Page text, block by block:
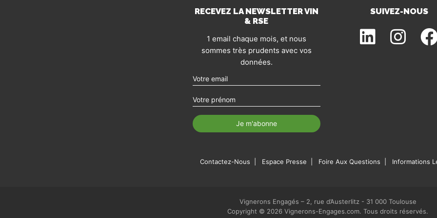
RECEVEZ LA NEWSLETTER VIN
& RSE
1 email chaque mois, et nous
sommes très prudents avec vos
données.
SUIVEZ-NOUS
Contactez-Nous Espace Presse Foire Aux Questions Informations
Vignerons Engagés – 2, rue d’Austerlitz - 31 000 Toulouse
Copyright © 2026 Vignerons-Engages.com. Tous droits réservés.